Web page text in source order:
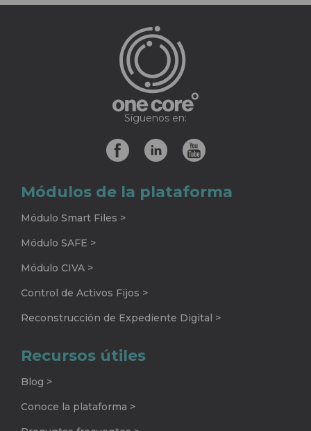
Síguenos en:
Módulos de la plataforma
Módulo Smart Files >
Módulo SAFE >
Módulo CIVA >
Control de Activos Fijos >
Reconstrucción de Expediente Digital >
Recursos útiles
Blog >
Conoce la plataforma >